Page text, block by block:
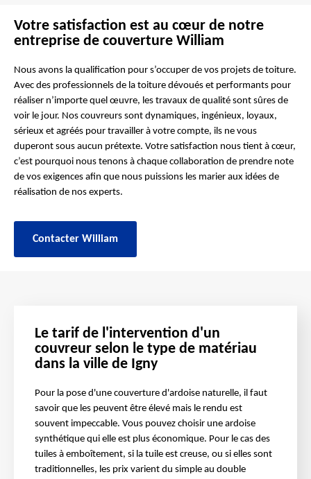
Votre satisfaction est au cœur de notre
entreprise de couverture William
Nous avons la qualification pour s’occuper de vos projets de toiture.
Avec des professionnels de la toiture dévoués et performants pour
réaliser n’importe quel œuvre, les travaux de qualité sont sûres de
voir le jour. Nos couvreurs sont dynamiques, ingénieux, loyaux,
sérieux et agréés pour travailler à votre compte, ils ne vous
duperont sous aucun prétexte. Votre satisfaction nous tient à cœur,
c’est pourquoi nous tenons à chaque collaboration de prendre note
de vos exigences afin que nous puissions les marier aux idées de
réalisation de nos experts.
Contacter William
Le tarif de l'intervention d'un
couvreur selon le type de matériau
dans la ville de Igny
Pour la pose d'une couverture d'ardoise naturelle, il faut
savoir que les peuvent être élevé mais le rendu est
souvent impeccable. Vous pouvez choisir une ardoise
synthétique qui elle est plus économique. Pour le cas des
tuiles à emboîtement, si la tuile est creuse, ou si elles sont
traditionnelles, les prix varient du simple au double